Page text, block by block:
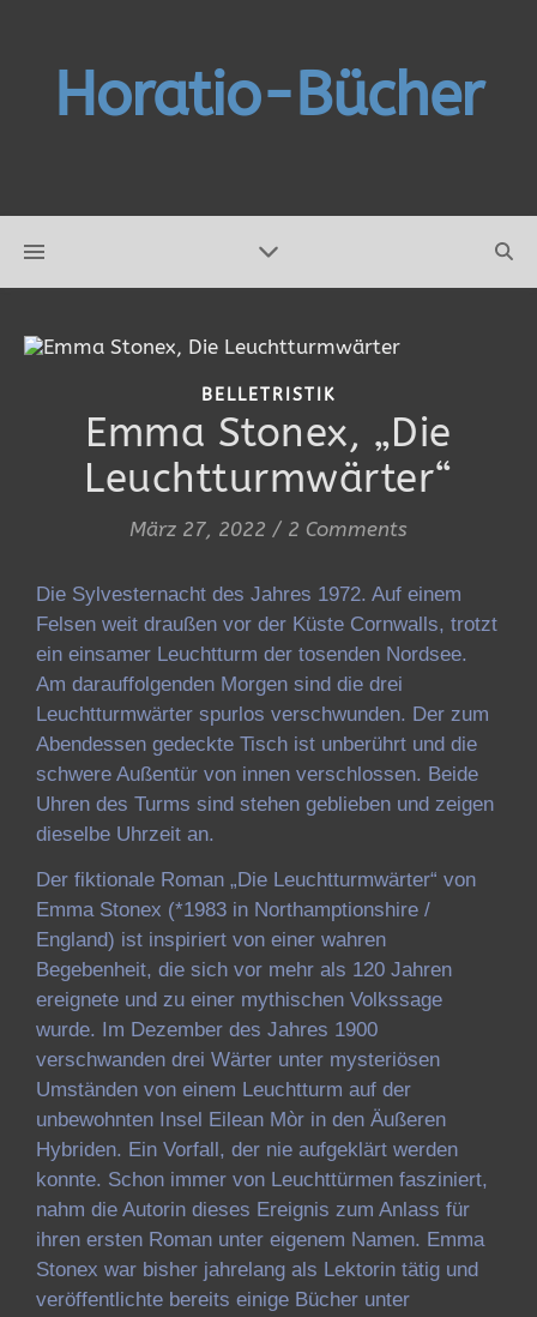
Horatio-Bücher
BELLETRISTIK
Emma Stonex, „Die
Leuchtturmwärter“
März 27, 2022 / 2 Comments
Die Sylvesternacht des Jahres 1972. Auf einem
Felsen weit draußen vor der Küste Cornwalls, trotzt
ein einsamer Leuchtturm der tosenden Nordsee.
Am darauffolgenden Morgen sind die drei
Leuchtturmwärter spurlos verschwunden. Der zum
Abendessen gedeckte Tisch ist unberührt und die
schwere Außentür von innen verschlossen. Beide
Uhren des Turms sind stehen geblieben und zeigen
dieselbe Uhrzeit an.
Der fiktionale Roman „Die Leuchtturmwärter“ von
Emma Stonex (*1983 in Northamptionshire /
England) ist inspiriert von einer wahren
Begebenheit, die sich vor mehr als 120 Jahren
ereignete und zu einer mythischen Volkssage
wurde. Im Dezember des Jahres 1900
verschwanden drei Wärter unter mysteriösen
Umständen von einem Leuchtturm auf der
unbewohnten Insel Eilean Mòr in den Äußeren
Hybriden. Ein Vorfall, der nie aufgeklärt werden
konnte. Schon immer von Leuchttürmen fasziniert,
nahm die Autorin dieses Ereignis zum Anlass für
ihren ersten Roman unter eigenem Namen. Emma
Stonex war bisher jahrelang als Lektorin tätig und
veröffentlichte bereits einige Bücher unter